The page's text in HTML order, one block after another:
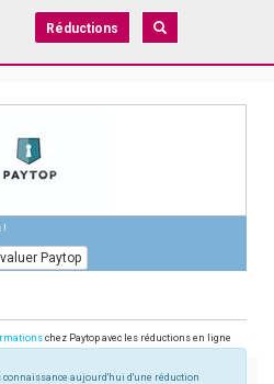
Réductions
!
Paytop
chez Paytop avec les réductions en ligne
aujourd'hui d'une réduction